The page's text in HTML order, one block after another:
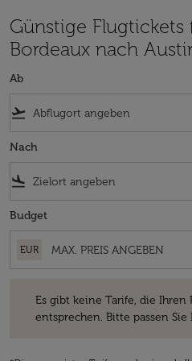
Günstige Flugtickets
Bordeaux nach
Ab
flight_takeoff
Nach
flight_land
Budget
EUR
Es gibt keine Tarife, die Ihren
entsprechen. Bitte passen Sie